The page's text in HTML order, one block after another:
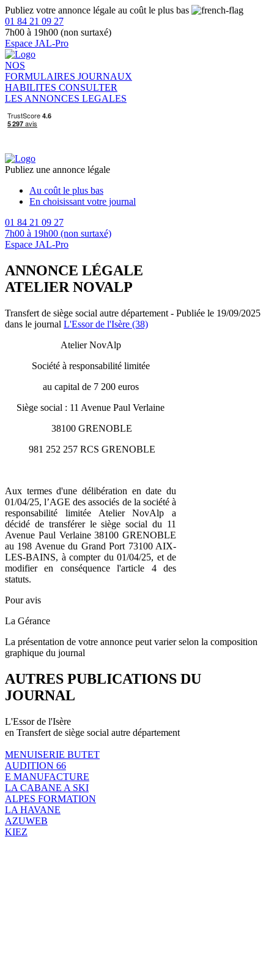
Publiez votre annonce légale au coût le plus bas
01 84 21 09 27
7h00 à 19h00 (non surtaxé)
Espace JAL-Pro
NOS
FORMULAIRES JOURNAUX
HABILITES CONSULTER
LES ANNONCES LEGALES
Publiez une annonce légale
Au coût le plus bas
En choisissant votre journal
01 84 21 09 27
7h00 à 19h00 (non surtaxé)
Espace JAL-Pro
ANNONCE LÉGALE
ATELIER NOVALP
Transfert de siège social autre département - Publiée le 19/09/2025
dans le journal L'Essor de l'Isère (38)
Atelier NovAlp
Société à responsabilité limitée
au capital de 7 200 euros
Siège social : 11 Avenue Paul Verlaine
38100 GRENOBLE
981 252 257 RCS GRENOBLE
Aux termes d'une délibération en date du
01/04/25, l’AGE des associés de la société à
responsabilité limitée Atelier NovAlp a
décidé de transférer le siège social du 11
Avenue Paul Verlaine 38100 GRENOBLE
au 198 Avenue du Grand Port 73100 AIX-
LES-BAINS, à compter du 01/04/25, et de
modifier en conséquence l'article 4 des
statuts.
Pour avis
La Gérance
La présentation de votre annonce peut varier selon la composition
graphique du journal
AUTRES PUBLICATIONS DU
JOURNAL
L'Essor de l'Isère
en Transfert de siège social autre département
MENUISERIE BUTET
AUDITION 66
E MANUFACTURE
LA CABANE A SKI
ALPES FORMATION
LA HAVANE
AZUWEB
KIEZ